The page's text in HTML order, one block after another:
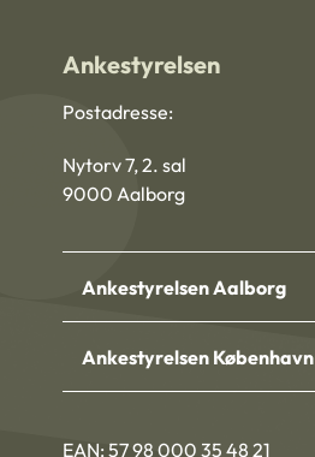
Ankestyrelsen
Postadresse:
Nytorv 7, 2. sal
9000 Aalborg
Ankestyrelsen Aalborg
Ankestyrelsen København
EAN: 57 98 000 35 48 21